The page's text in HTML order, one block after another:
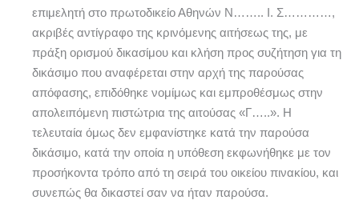
επιμελητή στο πρωτοδικείο Αθηνών Ν…….. Ι. Σ…………,
ακριβές αντίγραφο της κρινόμενης αιτήσεως της, με
πράξη ορισμού δικασίμου και κλήση προς συζήτηση για τη
δικάσιμο που αναφέρεται στην αρχή της παρούσας
απόφασης, επιδόθηκε νομίμως και εμπροθέσμως στην
απολειπόμενη πιστώτρια της αιτούσας «Γ…..». Η
τελευταία όμως δεν εμφανίστηκε κατά την παρούσα
δικάσιμο, κατά την οποία η υπόθεση εκφωνήθηκε με τον
προσήκοντα τρόπο από τη σειρά του οικείου πινακίου, και
συνεπώς θα δικαστεί σαν να ήταν παρούσα.